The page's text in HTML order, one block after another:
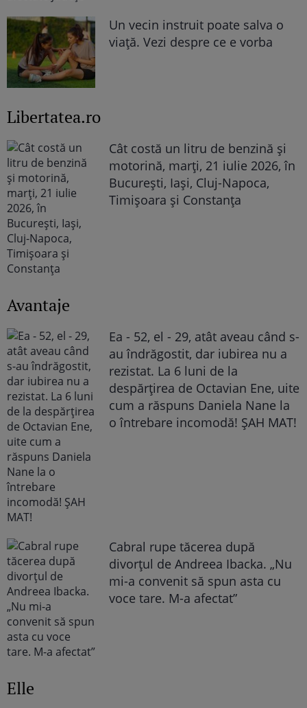
Un vecin instruit poate salva o
viață. Vezi despre ce e vorba
Libertatea.ro
Cât costă un litru de benzină și
motorină, marți, 21 iulie 2026, în
București, Iași, Cluj-Napoca,
Timișoara și Constanța
Avantaje
Ea - 52, el - 29, atât aveau când s-
au îndrăgostit, dar iubirea nu a
rezistat. La 6 luni de la
despărțirea de Octavian Ene, uite
cum a răspuns Daniela Nane la
o întrebare incomodă! ȘAH MAT!
Cabral rupe tăcerea după
divorțul de Andreea Ibacka. „Nu
mi-a convenit să spun asta cu
voce tare. M-a afectat”
Elle